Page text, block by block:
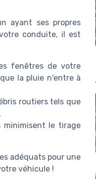
ayant ses propres
conduite, il est
fenêtres de votre
la pluie n'entre à
routiers tels que
minimisent le tirage
adéquats pour une
véhicule !